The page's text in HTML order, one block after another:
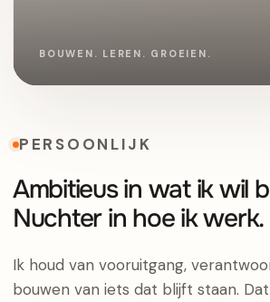
PERSOONLIJK
Ambitieus in wat ik wil
Nuchter in hoe ik werk.
Ik houd van vooruitgang,
bouwen van iets dat blijft staan.